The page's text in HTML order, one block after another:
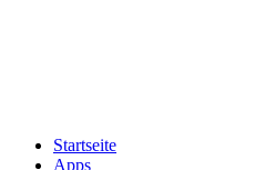
Startseite
Apps